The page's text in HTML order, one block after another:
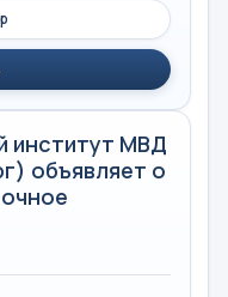
институт МВД
объявляет о